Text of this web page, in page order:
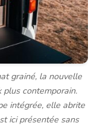
grainé, la nouvelle
contemporain.
intégrée, elle abrite
ici présentée sans